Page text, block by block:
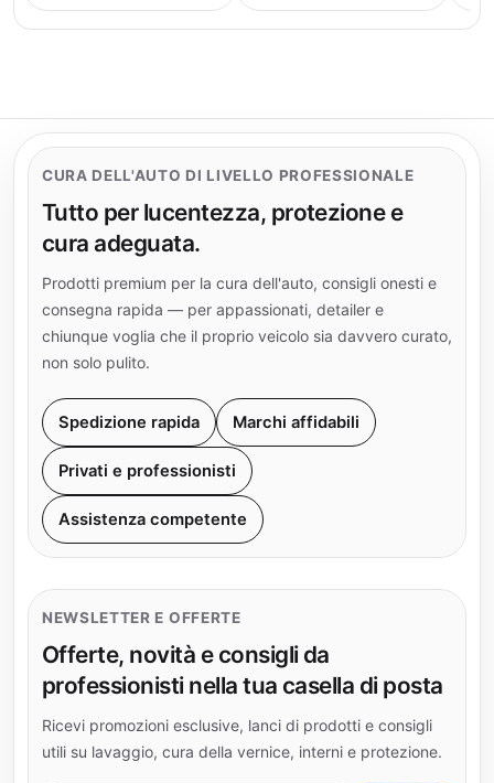
CURA DELL'AUTO DI LIVELLO PROFESSIONALE
Tutto per lucentezza, protezione e
cura adeguata.
Prodotti premium per la cura dell'auto, consigli onesti e
consegna rapida — per appassionati, detailer e
chiunque voglia che il proprio veicolo sia davvero curato,
non solo pulito.
Spedizione rapida Marchi affidabili
Privati e professionisti
Assistenza competente
NEWSLETTER E OFFERTE
Offerte, novità e consigli da
professionisti nella tua casella di posta
Ricevi promozioni esclusive, lanci di prodotti e consigli
utili su lavaggio, cura della vernice, interni e protezione.